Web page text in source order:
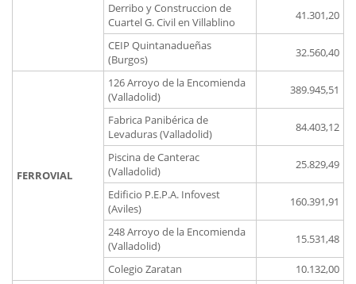
Derribo y Construccion de
Cuartel G. Civil en Villablino
41.301,20
CEIP Quintanadueñas
(Burgos)
32.560,40
FERROVIAL
126 Arroyo de la Encomienda
(Valladolid)
389.945,51
Fabrica Panibérica de
Levaduras (Valladolid)
84.403,12
Piscina de Canterac
(Valladolid)
25.829,49
Edificio P.E.P.A. Infovest
(Aviles)
160.391,91
248 Arroyo de la Encomienda
(Valladolid)
15.531,48
Colegio Zaratan
10.132,00